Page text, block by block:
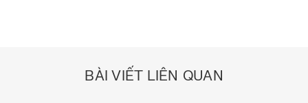
BÀI VIẾT LIÊN QUAN